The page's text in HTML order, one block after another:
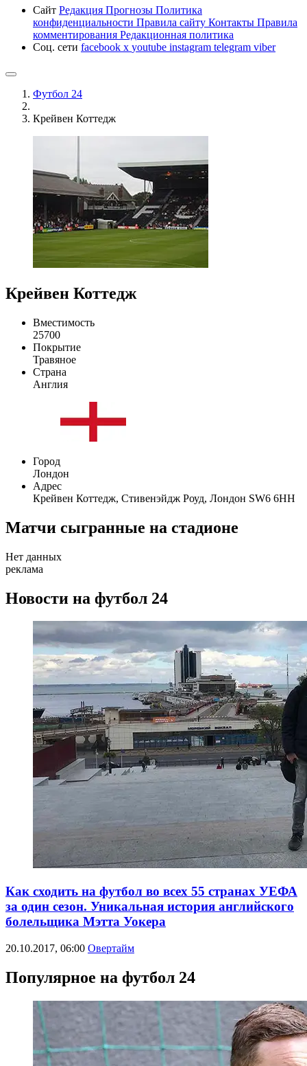
Сайт Редакция Прогнозы Политика
конфиденциальности Правила сайту Контакты Правила
комментирования Редакционная политика
Соц. сети facebook x youtube instagram telegram viber
Футбол 24
Крейвен Коттедж
Крейвен Коттедж
Вместимость
25700
Покрытие
Травяное
Страна
Англия
Город
Лондон
Адрес
Крейвен Коттедж, Стивенэйдж Роуд, Лондон SW6 6HH
Матчи сыгранные на стадионе
Нет данных
реклама
Новости на футбол 24
Как сходить на футбол во всех 55 странах УЕФА
за один сезон. Уникальная история английского
болельщика Мэтта Уокера
20.10.2017, 06:00 Овертайм
Популярное на футбол 24